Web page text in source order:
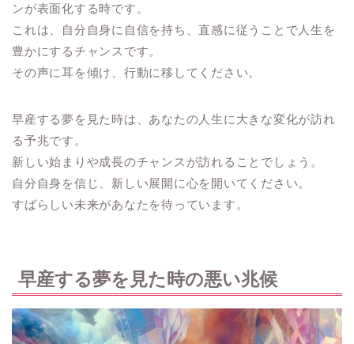
ンが表面化する時です。
これは、自分自身に自信を持ち、直感に従うことで人生を
豊かにするチャンスです。
その声に耳を傾け、行動に移してください。
早産する夢を見た時は、あなたの人生に大きな変化が訪れ
る予兆です。
新しい始まりや成長のチャンスが訪れることでしょう。
自分自身を信じ、新しい展開に心を開いてください。
すばらしい未来があなたを待っています。
早産する夢を見た時の悪い兆候